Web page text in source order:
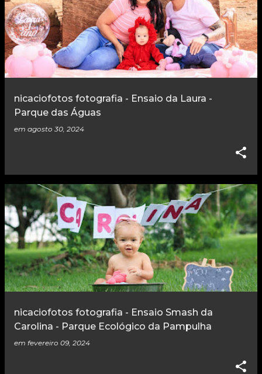
nicaciofotos fotografia - Ensaio da Laura -
Parque das Águas
em agosto 30, 2024
nicaciofotos fotografia - Ensaio Smash da
Carolina - Parque Ecológico da Pampulha
em fevereiro 09, 2024